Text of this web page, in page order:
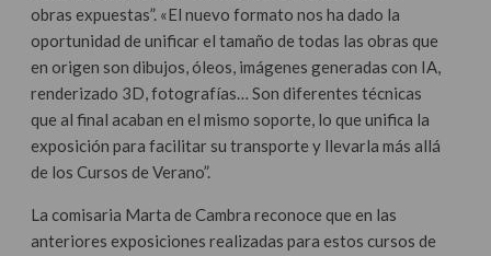
obras expuestas”. «El nuevo formato nos ha dado la
oportunidad de unificar el tamaño de todas las obras que
en origen son dibujos, óleos, imágenes generadas con IA,
renderizado 3D, fotografías… Son diferentes técnicas
que al final acaban en el mismo soporte, lo que unifica la
exposición para facilitar su transporte y llevarla más allá
de los Cursos de Verano”.
La comisaria Marta de Cambra reconoce que en las
anteriores exposiciones realizadas para estos cursos de